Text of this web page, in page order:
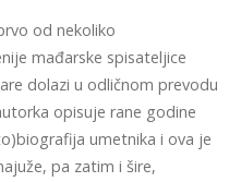
od nekoliko
mađarske spisateljice
dolazi u odličnom prevodu
opisuje rane godine
umetnika i ova je
pa zatim i šire,